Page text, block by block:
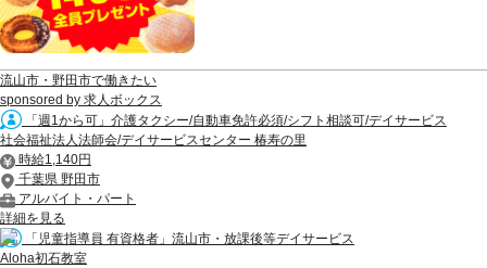
流山市・野田市で働きたい
sponsored by 求人ボックス
「週1から可」介護タクシー/自動車免許必須/シフト相談可/デイサービス
社会福祉法人法師会/デイサービスセンター 椿寿の里
時給1,140円
千葉県 野田市
アルバイト・パート
詳細を見る
「児童指導員 有資格者」流山市・放課後等デイサービス
Aloha初石教室